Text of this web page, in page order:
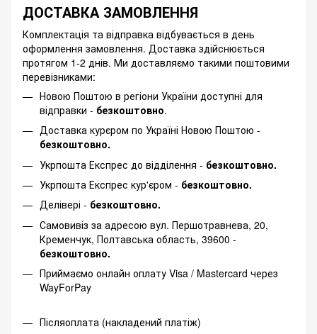
ДОСТАВКА ЗАМОВЛЕННЯ
Комплектація та відправка відбувається в день
оформлення замовлення. Доставка здійснюється
протягом 1-2 днів. Ми доставляємо такими поштовими
перевізниками:
Новою Поштою в регіони України доступні для
відправки - безкоштовно.
Доставка курєром по Україні Новою Поштою -
безкоштовно.
Укрпошта Експрес до відділення - безкоштовно.
Укрпошта Експрес кур'єром - безкоштовно.
Делівері - безкоштовно.
Самовивіз за адресою вул. Першотравнева, 20,
Кременчук, Полтавська область, 39600 -
безкоштовно.
Приймаємо онлайн оплату Visa / Mastercard через
WayForPay
Післяоплата (накладений платіж)